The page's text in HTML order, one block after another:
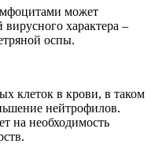
может
вирусного характера –
оспы.
клеток в крови, в таком
нейтрофилов.
на необходимость